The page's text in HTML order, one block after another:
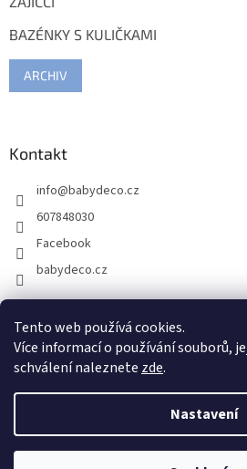
Tento web používá cookies.
Více informací o používání souborů,
schválení naleznete zde.
Nastavení
BAZÉNKY S KULIČKAMI
ARCHIV
Kontakt
info@babydeco.cz
607848030
Facebook
babydeco.cz
Vytvořil